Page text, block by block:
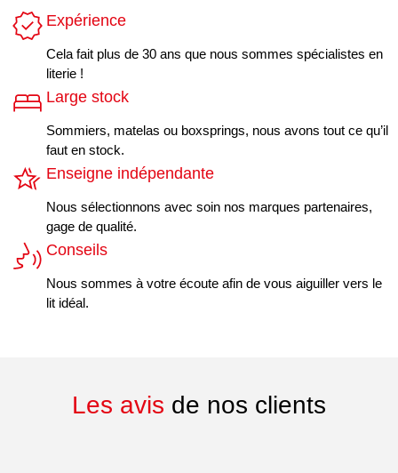
Expérience
Cela fait plus de 30 ans que nous sommes spécialistes en
literie !
Large stock
Sommiers, matelas ou boxsprings, nous avons tout ce qu’il
faut en stock.
Enseigne indépendante
Nous sélectionnons avec soin nos marques partenaires,
gage de qualité.
Conseils
Nous sommes à votre écoute afin de vous aiguiller vers le
lit idéal.
Les avis de nos clients